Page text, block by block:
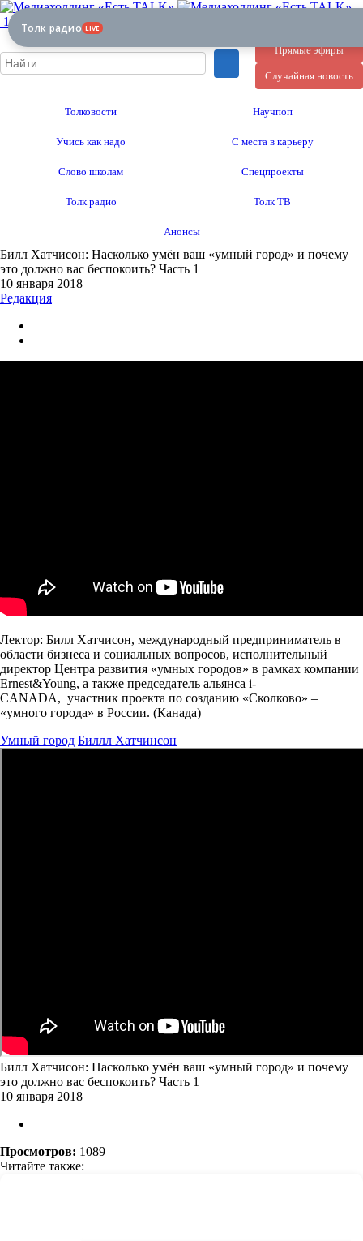
12+
Прямые эфиры
Случайная новость
Толковости Научпоп
Учись как надо С места в карьеру
Слово школам Спецпроекты
Толк радио Толк ТВ
Анонсы
Билл Хатчисон: Насколько умён ваш «умный город» и почему
это должно вас беспокоить? Часть 1
10 января 2018
Редакция
Лектор: Билл Хатчисон, международный предприниматель в
области бизнеса и социальных вопросов, исполнительный
директор Центра развития «умных городов» в рамках компании
Ernest&Young, а также председатель альянса i-
CANADA, участник проекта по созданию «Сколково» –
«умного города» в России. (Канада)
Умный город Биллл Хатчинсон
Билл Хатчисон: Насколько умён ваш «умный город» и почему
это должно вас беспокоить? Часть 1
10 января 2018
Просмотров: 1089
Читайте также:
Толк радио LIVE